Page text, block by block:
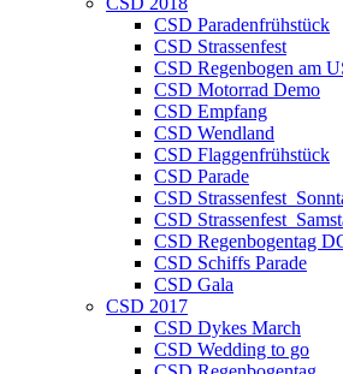
CSD Paradenfrühstück
CSD Strassenfest
CSD Regenbogen am
CSD Motorrad Demo
CSD Empfang
CSD Wendland
CSD Flaggenfrühstück
CSD Parade
CSD
CSD
CSD Regenbogentag
CSD Schiffs Parade
CSD Gala
CSD 2017
CSD Dykes March
CSD Wedding to go